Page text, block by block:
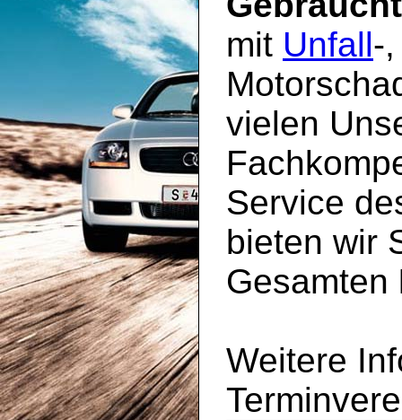
mit Unfall-
vielen
Service
bieten wir
Gesamten
Weitere